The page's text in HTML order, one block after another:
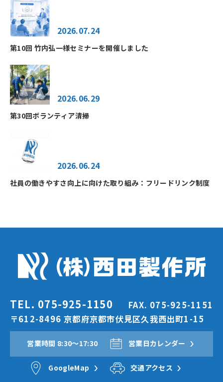
2026.07.24
第10回 竹内弘一様セミナーを開催しました
2026.06.29
第30回ボランティア清掃
2026.06.24
社員の働きやすさ向上に向けた取り組み：フリードリンク制度
TEL. 075-925-1150
FAX. 075-925-1151
〒612-8496 京都府京都市伏見区久我西出町1-15
営業時間 8:30〜17:30 営業日カレンダー
GoogleMap 交通アクセス